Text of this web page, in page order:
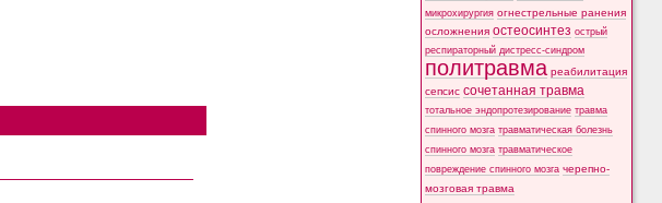
микрохирургия огнестрельные ранения
осложнения остеосинтез острый
респираторный дистресс-синдром
политравма реабилитация
сепсис сочетанная травма
тотальное эндопротезирование травма
спинного мозга травматическая болезнь
спинного мозга травматическое
повреждение спинного мозга черепно-
мозговая травма